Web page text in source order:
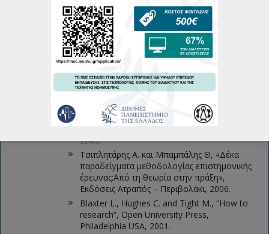
ΠροτεινόμενηΒιβλιογραφία
Ανδρεαδάκης Ν., «Οδηγός για την εκπόνηση και τη
σύνταξη γραπτής ερευνητικής εργασίας»,Εκδόσεις
Ατραπός – Περιβολάκι, 2005.
μεθοδολογία της επιστημονικής
έρευνας»,Εκδοτικός Οίκος ΕΛΛΗΝ,2004.
Ζαφειρόπουλος Κ., «Πώς γίνεται μια
επιστημονική εργασία; Επιστημονική έρευνα
2005.
Τσιπλητάρης Α. και Μπαμπάλης Θ, «Δέκα
παραδείγματα μεθοδολογίας επιστημονικής
έρευνας:Από τη θεωρία στην πράξη»,
Εκδόσεις Ατραπός – Περιβολάκι, 2006.
Blaxter L., Hughes C. and Tight M., “How to
research”, Open University Press,
Philadelphia USA, 2001.